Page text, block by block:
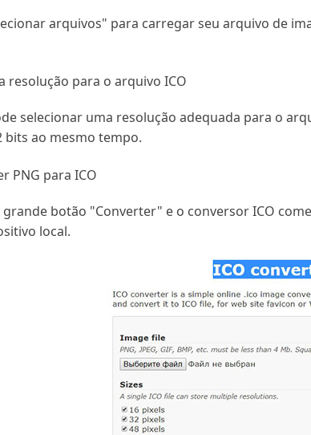
arquivos" para carregar seu arquivo de
resolução para o arquivo ICO
selecionar uma resolução adequada para o
bits ao mesmo tempo.
PNG para ICO
botão "Converter" e o conversor ICO
local.